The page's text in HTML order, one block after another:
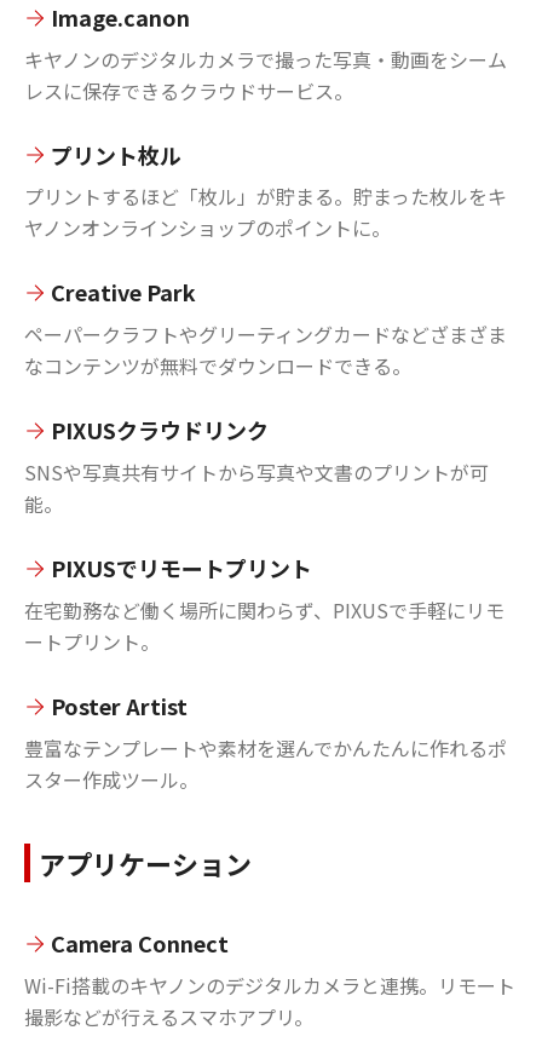
Image.canon
キヤノンのデジタルカメラで撮った写真・動画をシーム
レスに保存できるクラウドサービス。
プリント枚ル
プリントするほど「枚ル」が貯まる。貯まった枚ルをキ
ヤノンオンラインショップのポイントに。
Creative Park
ペーパークラフトやグリーティングカードなどざまざま
なコンテンツが無料でダウンロードできる。
PIXUSクラウドリンク
SNSや写真共有サイトから写真や文書のプリントが可
能。
PIXUSでリモートプリント
在宅勤務など働く場所に関わらず、PIXUSで手軽にリモ
ートプリント。
Poster Artist
豊富なテンプレートや素材を選んでかんたんに作れるポ
スター作成ツール。
アプリケーション
Camera Connect
Wi-Fi搭載のキヤノンのデジタルカメラと連携。リモート
撮影などが行えるスマホアプリ。